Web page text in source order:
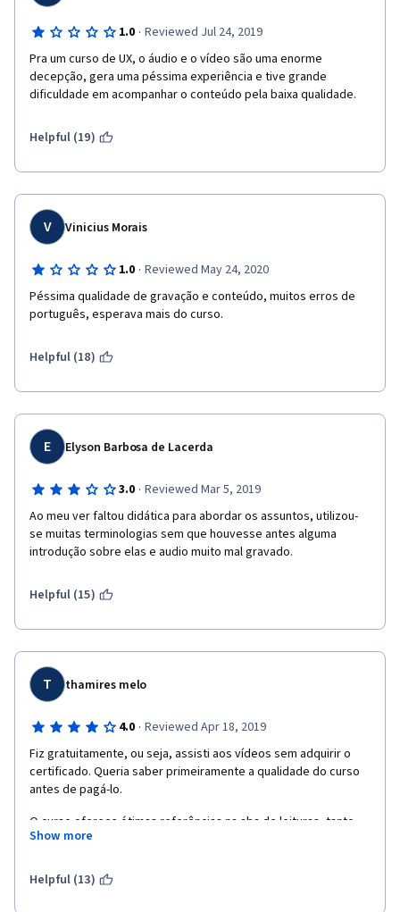
compra. Não indico.
1.0 · Reviewed Jul 24, 2019
Pra um curso de UX, o áudio e o vídeo são uma enorme
decepção, gera uma péssima experiência e tive grande
dificuldade em acompanhar o conteúdo pela baixa qualidade.
Helpful (19)
V Vinicius Morais
1.0 · Reviewed May 24, 2020
Péssima qualidade de gravação e conteúdo, muitos erros de
português, esperava mais do curso.
Helpful (18)
E Elyson Barbosa de Lacerda
3.0 · Reviewed Mar 5, 2019
Ao meu ver faltou didática para abordar os assuntos, utilizou-
se muitas terminologias sem que houvesse antes alguma
introdução sobre elas e audio muito mal gravado.
Helpful (15)
T thamires melo
4.0 · Reviewed Apr 18, 2019
Fiz gratuitamente, ou seja, assisti aos vídeos sem adquirir o
certificado. Queria saber primeiramente a qualidade do curso
antes de pagá-lo.
O curso oferece ótimas referências na aba de leituras, tanto
livros, artigos, quanto os diversos softwares utilizados em UI.
terceiro módulo para o final, achei as informações bastante
Show more
Helpful (13)